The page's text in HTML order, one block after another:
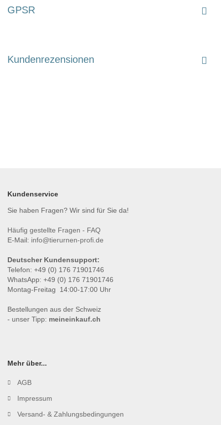
GPSR
Kundenrezensionen
Kundenservice
Sie haben Fragen? Wir sind für Sie da!
Häufig gestellte Fragen - FAQ
E-Mail: info@tierurnen-profi.de
Deutscher Kundensupport:
Telefon: +49 (0) 176 71901746
WhatsApp: +49 (0) 176 71901746
Montag-Freitag 14:00-17:00 Uhr
Bestellungen aus der Schweiz
- unser Tipp: meineinkauf.ch
Mehr über...
AGB
Impressum
Versand- & Zahlungsbedingungen